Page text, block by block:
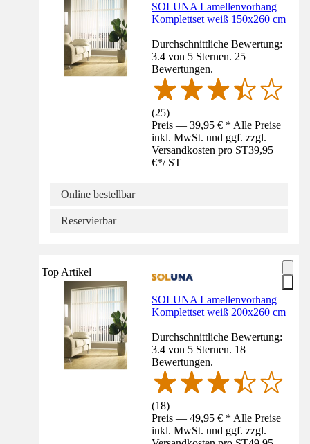
SOLUNA Lamellenvorhang
Komplettset weiß 150x260 cm
Durchschnittliche Bewertung:
3.4 von 5 Sternen. 25
Bewertungen.
(25)
Preis — 39,95 € * Alle Preise
inkl. MwSt. und ggf. zzgl.
Versandkosten pro ST39,95
€*/ ST
Online bestellbar
Reservierbar
Top Artikel
SOLUNA Lamellenvorhang
Komplettset weiß 200x260 cm
Durchschnittliche Bewertung:
3.4 von 5 Sternen. 18
Bewertungen.
(18)
Preis — 49,95 € * Alle Preise
inkl. MwSt. und ggf. zzgl.